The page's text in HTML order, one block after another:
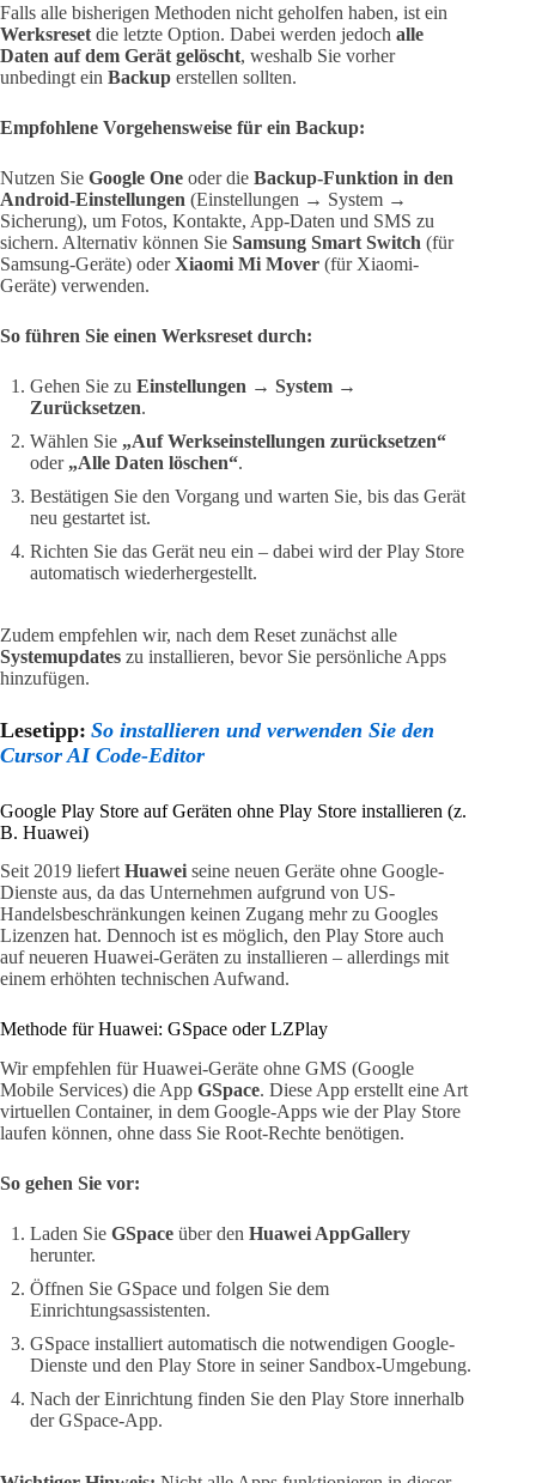
Falls alle bisherigen Methoden nicht geholfen haben, ist ein
Werksreset die letzte Option. Dabei werden jedoch alle
Daten auf dem Gerät gelöscht, weshalb Sie vorher
unbedingt ein Backup erstellen sollten.
Empfohlene Vorgehensweise für ein Backup:
Nutzen Sie Google One oder die Backup-Funktion in den
Android-Einstellungen (Einstellungen → System →
Sicherung), um Fotos, Kontakte, App-Daten und SMS zu
sichern. Alternativ können Sie Samsung Smart Switch (für
Samsung-Geräte) oderXiaomi Mi Mover (für Xiaomi-
Geräte) verwenden.
So führen Sie einen Werksreset durch:
Gehen Sie zu Einstellungen → System →
Zurücksetzen.
Wählen Sie „Auf Werkseinstellungen zurücksetzen“
oder „Alle Daten löschen“.
Bestätigen Sie den Vorgang und warten Sie, bis das Gerät
neu gestartet ist.
Richten Sie das Gerät neu ein – dabei wird der Play Store
automatisch wiederhergestellt.
Zudem empfehlen wir, nach dem Reset zunächst alle
Systemupdates zu installieren, bevor Sie persönliche Apps
hinzufügen.
Lesetipp: So installieren und verwenden Sie den
Cursor AI Code-Editor
Google Play Store auf Geräten ohne Play Store installieren (z.
B. Huawei)
Seit 2019 liefert Huawei seine neuen Geräte ohne Google-
Dienste aus, da das Unternehmen aufgrund von US-
Handelsbeschränkungen keinen Zugang mehr zu Googles
Lizenzen hat. Dennoch ist es möglich, den Play Store auch
auf neueren Huawei-Geräten zu installieren – allerdings mit
einem erhöhten technischen Aufwand.
Methode für Huawei: GSpace oder LZPlay
Wir empfehlen für Huawei-Geräte ohne GMS (Google
Mobile Services) die App GSpace. Diese App erstellt eine Art
virtuellen Container, in dem Google-Apps wie der Play Store
laufen können, ohne dass Sie Root-Rechte benötigen.
So gehen Sie vor:
Laden Sie GSpace über den Huawei AppGallery
herunter.
Öffnen Sie GSpace und folgen Sie dem
Einrichtungsassistenten.
GSpace installiert automatisch die notwendigen Google-
Dienste und den Play Store in seiner Sandbox-Umgebung.
Nach der Einrichtung finden Sie den Play Store innerhalb
der GSpace-App.